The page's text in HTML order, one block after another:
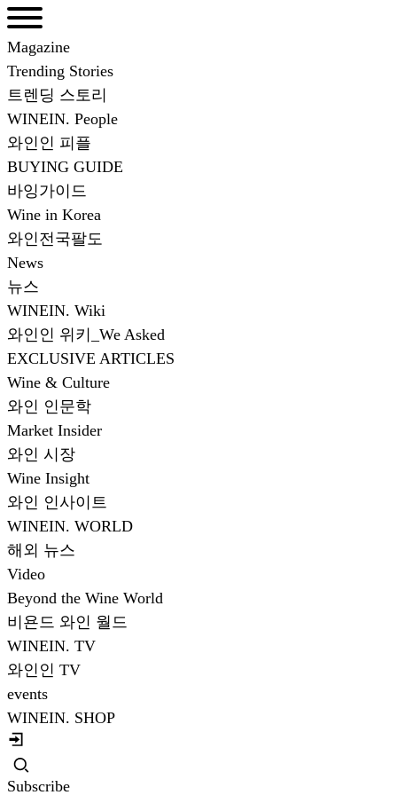
Magazine
Trending Stories
트렌딩 스토리
WINEIN. People
와인인 피플
BUYING GUIDE
바잉가이드
Wine in Korea
와인전국팔도
News
뉴스
WINEIN. Wiki
와인인 위키_We Asked
EXCLUSIVE ARTICLES
Wine & Culture
와인 인문학
Market Insider
와인 시장
Wine Insight
와인 인사이트
WINEIN. WORLD
해외 뉴스
Video
Beyond the Wine World
비욘드 와인 월드
WINEIN. TV
와인인 TV
events
WINEIN. SHOP
Subscribe